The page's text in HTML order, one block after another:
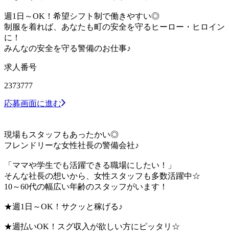
週1日～OK！希望シフト制で働きやすい◎
制服を着れば、あなたも町の安全を守るヒーロー・ヒロイン
に！
みんなの安全を守る警備のお仕事♪
求人番号
2373777
応募画面に進む
現場もスタッフもあったかい◎
フレンドリーな女性社長の警備会社♪
「ママや学生でも活躍できる職場にしたい！」
そんな社長の想いから、女性スタッフも多数活躍中☆
10～60代の幅広い年齢のスタッフがいます！
★週1日～OK！サクッと稼げる♪
★週払いOK！スグ収入が欲しい方にピッタリ☆